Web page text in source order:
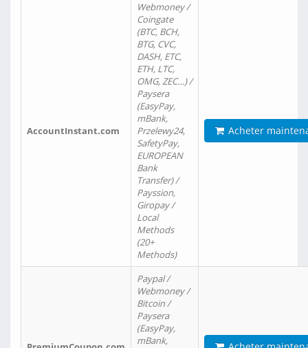
AccountInstant.com
Webmoney /
Coingate
(BTC, BCH,
BTG, CVC,
DASH, ETC,
ETH, LTC,
OMG, ZEC…) /
Paysera
(EasyPay,
mBank,
Przelewy24,
SafetyPay,
EUROPEAN
Bank
Transfer) /
Payssion,
Giropay /
Local
Methods
(20+
Methods)
Acheter
Paypal /
Webmoney /
Bitcoin /
Paysera
(EasyPay,
mBank,